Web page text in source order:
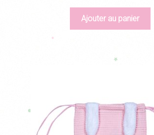
prix
initial
était :
prix
actuel
est :
Ajouter au panier